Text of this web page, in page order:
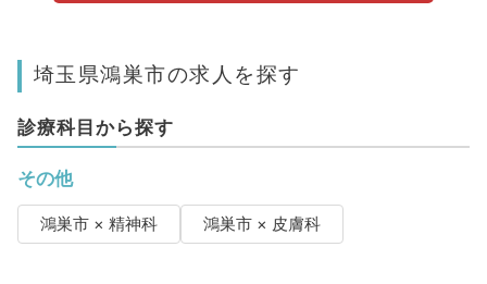
埼玉県鴻巣市の求人を探す
診療科目から探す
その他
鴻巣市 × 精神科 鴻巣市 × 皮膚科